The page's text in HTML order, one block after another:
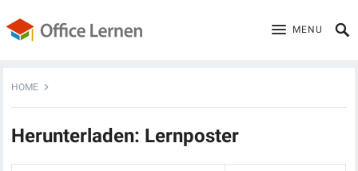
MENU
HOME
Herunterladen: Lernposter